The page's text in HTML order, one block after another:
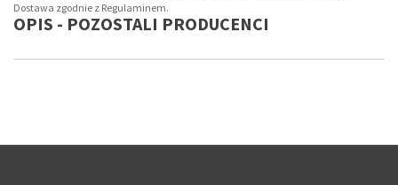
Dostawa zgodnie z Regulaminem.
OPIS - POZOSTALI PRODUCENCI